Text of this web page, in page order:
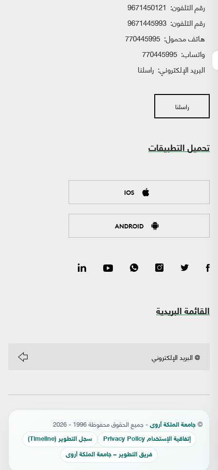
رقم التلفون: 9671450121
رقم التلفون: 9671445993
هاتف محمول: 770445995
واتساب:
البريد الإلكتروني: راسلنا
راسلنا
تحميل التطبيقات
IOS
ANDROID
القائمة البريدية
© جامعة الملكة أروى - جميع الحقوق محفوظة 1996 - 2026
إتفاقية الإستخدام Privacy Policy سجل التطوير (Timeline)
فريق التطوير – جامعة الملكة أروى